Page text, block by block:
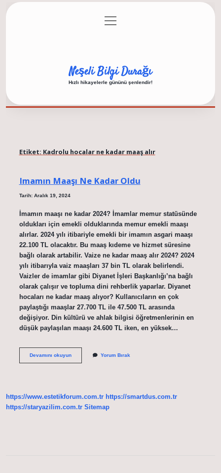
Gizlilik Politikası
menüyü
aç
Neşeli Bilgi Durağı
Hızlı hikayelerle gününü şenlendir!
Etiket: Kadrolu hocalar ne kadar maaş alır
Imamın Maaşı Ne Kadar Oldu
Tarih: Aralık 19, 2024
İmamın maaşı ne kadar 2024? İmamlar memur statüsünde
oldukları için emekli olduklarında memur emekli maaşı
alırlar. 2024 yılı itibariyle emekli bir imamın asgari maaşı
22.100 TL olacaktır. Bu maaş kıdeme ve hizmet süresine
bağlı olarak artabilir. Vaize ne kadar maaş alır 2024? 2024
yılı itibarıyla vaiz maaşları 37 bin TL olarak belirlendi.
Vaizler de imamlar gibi Diyanet İşleri Başkanlığı’na bağlı
olarak çalışır ve topluma dini rehberlik yaparlar. Diyanet
hocaları ne kadar maaş alıyor? Kullanıcıların en çok
paylaştığı maaşlar 27.700 TL ile 47.500 TL arasında
değişiyor. Din kültürü ve ahlak bilgisi öğretmenlerinin en
düşük paylaşılan maaşı 24.600 TL iken, en yüksek…
Devamını okuyunImamın
Yorum Bırak
https://www.estetikforum.com.tr https://smartdus.com.tr
https://staryazilim.com.tr Sitemap